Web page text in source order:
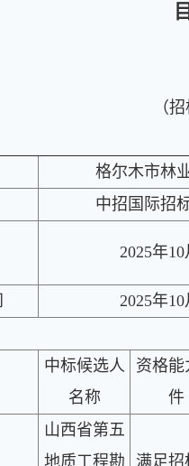
（
格尔木市林
中招国际招
2025年
2025年
中标候选人
名称
资格能
件
山西省第五
地质工程勘
满足招